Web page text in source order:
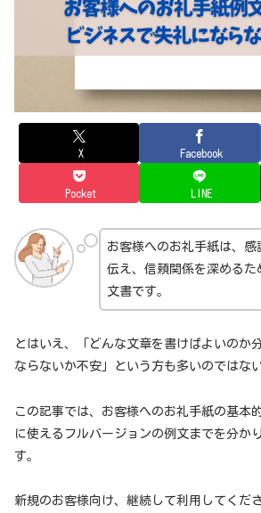
X Facebook
Pocket LINE
お客様へのお礼手紙は、感
伝え、信頼関係を深めるた
文書です。
とはいえ、「どんな文章を書けばよいのか
ならないか不安」という方も多いのではな
この記事では、お客様へのお礼手紙の基本
に使えるフルバージョンの例文までを分か
す。
新規のお客様向け、継続して利用してくだ